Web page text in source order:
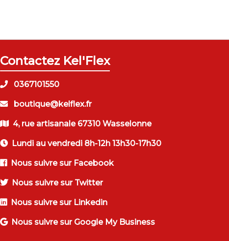
Contactez Kel'Flex
0367101550
boutique@kelflex.fr
4, rue artisanale 67310 Wasselonne
Lundi au vendredi 8h-12h 13h30-17h30
Nous suivre sur Facebook
Nous suivre sur Twitter
Nous suivre sur Linkedin
Nous suivre sur Google My Business